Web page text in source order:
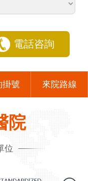
電話咨詢
掛號 來院路線
院
位